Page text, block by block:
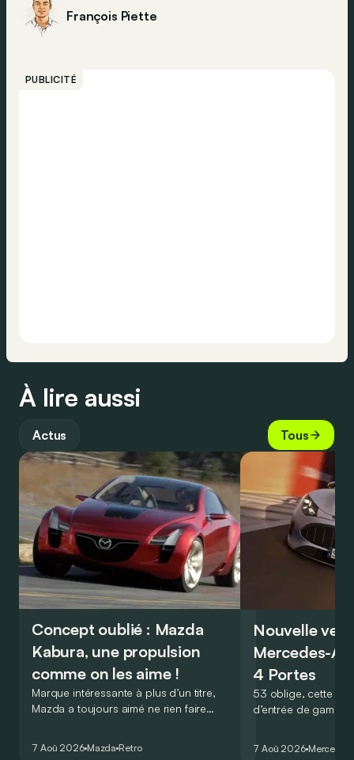
François Piette
PUBLICITÉ
À lire aussi
Actus Tous
Concept oublié : Mazda
Kabura, une propulsion
comme on les aime !
Marque intéressante à plus d’un titre,
Mazda a toujours aimé ne rien faire
de la plus belle des manières…
7 Aoû 2026 Mazda Retro
Nouvelle
Mercedes-
4 Portes
53 oblige, cette
d’entrée de
moins…
7 Aoû 2026 Mercedes